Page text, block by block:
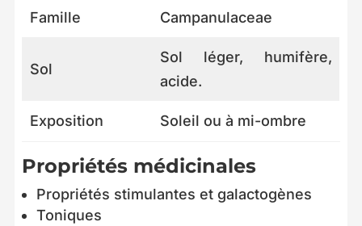
Famille Campanulaceae
Sol
Sol léger, humifère,
acide.
Exposition Soleil ou à mi-ombre
Propriétés médicinales
Propriétés stimulantes et galactogènes
Toniques